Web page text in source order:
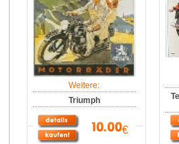
Weitere:
Triumph
€